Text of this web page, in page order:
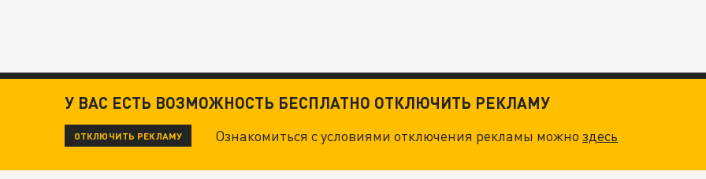
У ВАС ЕСТЬ ВОЗМОЖНОСТЬ БЕСПЛАТНО ОТКЛЮЧИТЬ РЕКЛАМУ
ОТКЛЮЧИТЬ РЕКЛАМУ Ознакомиться с условиями отключения рекламы можноздесь